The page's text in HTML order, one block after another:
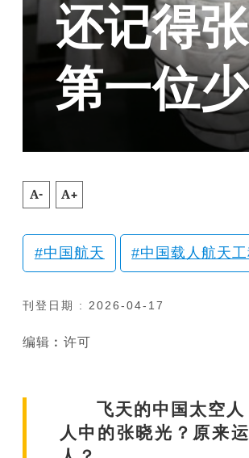
还记得
第一位
A- A+
中国航天 中国载人航天
刊登日期 : 2026-04-17
编辑︰许可
飞天的中国太空人
人中的张晓光？原来